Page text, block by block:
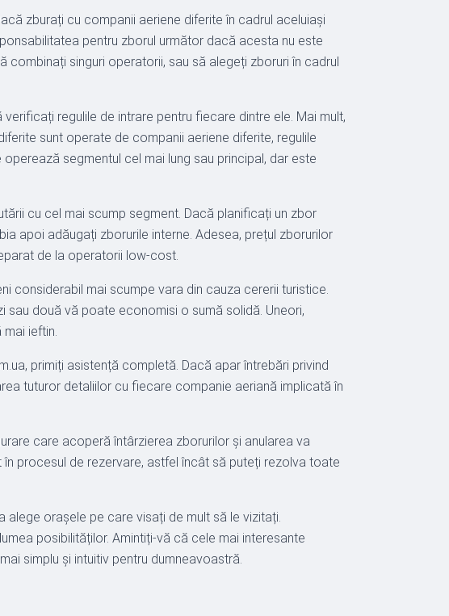
zburați cu companii aeriene diferite în cadrul aceluiași
pentru zborul următor dacă acesta nu este
singuri operatorii, sau să alegeți zboruri în cadrul
regulile de intrare pentru fiecare dintre ele. Mai mult,
sunt operate de companii aeriene diferite, regulile
segmentul cel mai lung sau principal, dar este
cu cel mai scump segment. Dacă planificați un zbor
apoi adăugați zborurile interne. Adesea, prețul zborurilor
de la operatorii low-cost.
considerabil mai scumpe vara din cauza cererii turistice.
două vă poate economisi o sumă solidă. Uneori,
ieftin.
primiți asistență completă. Dacă apar întrebări privind
tuturor detaliilor cu fiecare companie aeriană implicată în
care acoperă întârzierea zborurilor și anularea va
procesul de rezervare, astfel încât să puteți rezolva toate
orașele pe care visați de mult să le vizitați.
posibilităților. Amintiți-vă că cele mai interesante
simplu și intuitiv pentru dumneavoastră.